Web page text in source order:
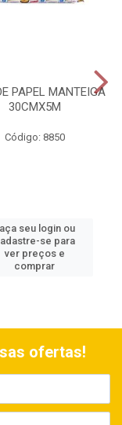
PAPEL MANTEIGA
30CMX5M
Código: 8850
seu login ou
se para
ver preços e
comprar
ofertas!